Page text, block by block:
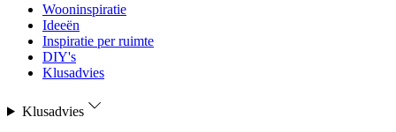
Wooninspiratie
Ideeën
Inspiratie per ruimte
DIY's
Klusadvies
Klusadvies